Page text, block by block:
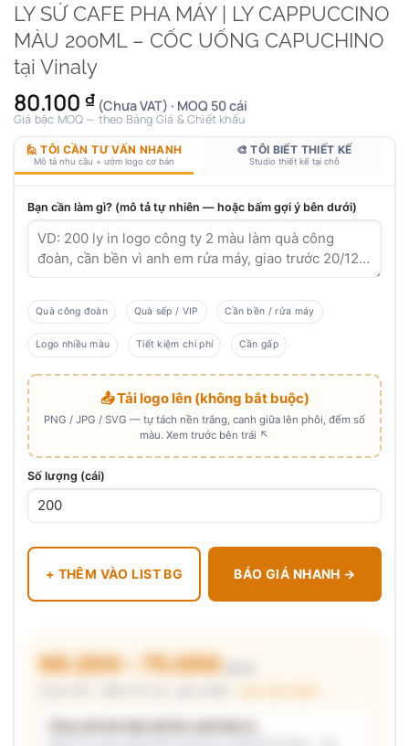
LY SỨ CAFE PHA MÁY | LY CAPPUCCINO
MÀU 200ML – CỐC UỐNG CAPUCHINO
tại Vinaly
80.100 ₫ (Chưa VAT) · MOQ 50 cái
Giá bậc MOQ — theo Bảng Giá & Chiết khấu
🙋 TÔI CẦN TƯ VẤN NHANH
Mô tả nhu cầu + ướm logo cơ bản
🎨 TÔI BIẾT THIẾT KẾ
Studio thiết kế tại chỗ
Bạn cần làm gì? (mô tả tự nhiên — hoặc bấm gợi ý bên dưới)
Quà công đoàn Quà sếp / VIP Cần bền / rửa máy
Logo nhiều màu Tiết kiệm chi phí Cần gấp
📤 Tải logo lên (không bắt buộc)
PNG / JPG / SVG — tự tách nền trắng, canh giữa lên phôi, đếm số
màu. Xem trước bên trái ↖
Số lượng (cái)
+ THÊM VÀO LIST BG BÁO GIÁ NHANH →
69.200 – 75.000